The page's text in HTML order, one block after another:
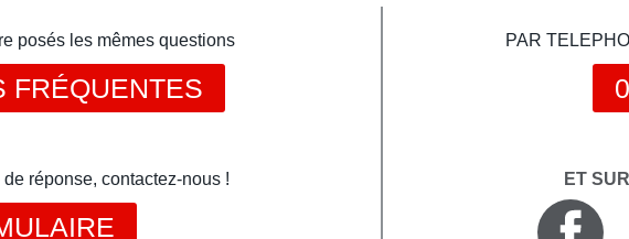
posés les mêmes questions
FRÉQUENTES
réponse, contactez-nous !
PAR
ET